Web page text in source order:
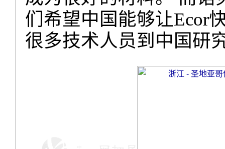
们希望中国能够让Ecor
很多技术人员到中国研